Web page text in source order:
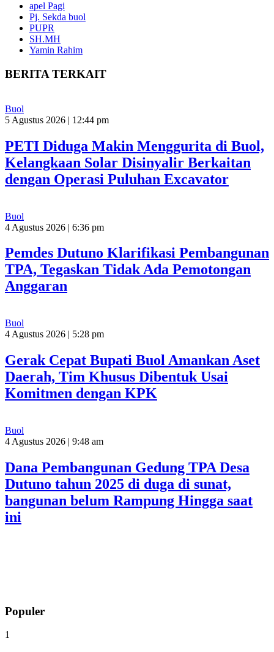
apel Pagi
Pj. Sekda buol
PUPR
SH.MH
Yamin Rahim
BERITA TERKAIT
Buol
5 Agustus 2026 | 12:44 pm
PETI Diduga Makin Menggurita di Buol,
Kelangkaan Solar Disinyalir Berkaitan
dengan Operasi Puluhan Excavator
Buol
4 Agustus 2026 | 6:36 pm
Pemdes Dutuno Klarifikasi Pembangunan
TPA, Tegaskan Tidak Ada Pemotongan
Anggaran
Buol
4 Agustus 2026 | 5:28 pm
Gerak Cepat Bupati Buol Amankan Aset
Daerah, Tim Khusus Dibentuk Usai
Komitmen dengan KPK
Buol
4 Agustus 2026 | 9:48 am
Dana Pembangunan Gedung TPA Desa
Dutuno tahun 2025 di duga di sunat,
bangunan belum Rampung Hingga saat
ini
Populer
1